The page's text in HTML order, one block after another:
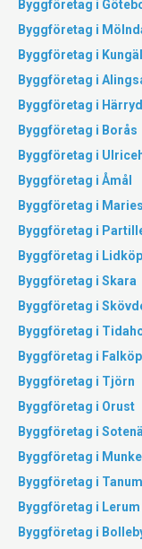
Byggföretag i
Byggföretag i
Byggföretag i
Byggföretag i
Byggföretag i
Byggföretag i Borås
Byggföretag i
Byggföretag i Åmål
Byggföretag i
Byggföretag i
Byggföretag i
Byggföretag i Skara
Byggföretag i
Byggföretag i
Byggföretag i
Byggföretag i Tjörn
Byggföretag i Orust
Byggföretag i
Byggföretag i
Byggföretag i Tanum
Byggföretag i Lerum
Byggföretag i